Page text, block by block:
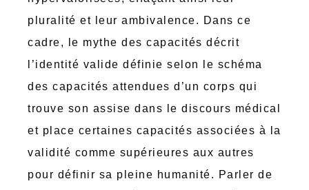
pluralité et leur ambivalence. Dans ce
cadre, le mythe des capacités décrit
l’identité valide définie selon le schéma
des capacités attendues d’un corps qui
trouve son assise dans le discours médical
et place certaines capacités associées à la
validité comme supérieures aux autres
pour définir sa pleine humanité. Parler de